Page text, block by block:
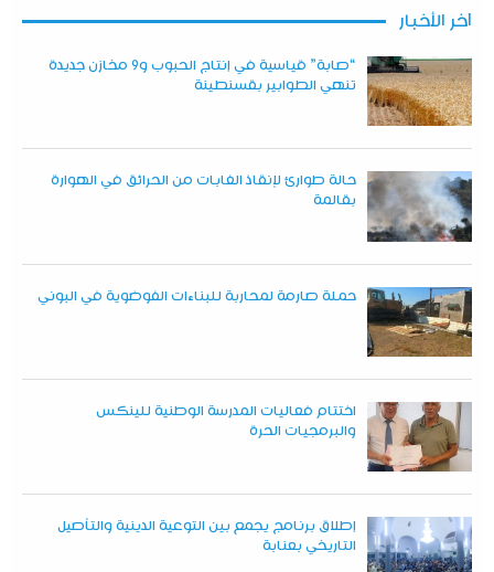
آخر الأخبار
“صابة” قياسية في إنتاج الحبوب و9 مخازن جديدة
تنهي الطوابير بقسنطينة
حالة طوارئ لإنقاذ الغابات من الحرائق في الهوارة
بقالمة
حملة صارمة لمحاربة للبناءات الفوضوية في البوني
اختتام فعاليات المدرسة الوطنية للينكس
والبرمجيات الحرة
إطلاق برنامج يجمع بين التوعية الدينية والتأصيل
التاريخي بعنابة